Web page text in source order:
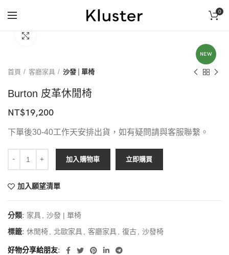
0
NEW
首頁 客廳家具 沙發 | 單椅
Burton 皮革休閒椅
NT$19,200
下單後30-40工作天安排出貨，如有疑問請與客服聯繫。
Burton 皮革休閒椅 數量
加入購物車 立即購買
加入願望清單
分類: 家具 沙發 | 單椅
標籤: 休閒椅 北歐家具 客廳家具 復古 沙發椅
好物分享給朋友
首次購買限時折扣，請洽客服